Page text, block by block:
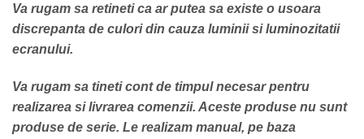
Va rugam sa retineti ca ar putea sa existe o usoara
discrepanta de culori din cauza luminii si luminozitatii
ecranului.
Va rugam sa tineti cont de timpul necesar pentru
realizarea si livrarea comenzii. Aceste produse nu sunt
produse de serie. Le realizam manual, pe baza